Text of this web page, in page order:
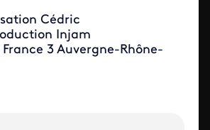
Cédric
Injam
3 Auvergne-Rhône-